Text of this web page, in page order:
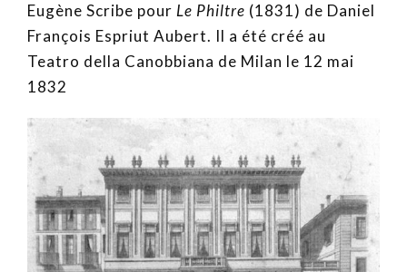
Eugène Scribe pour Le Philtre (1831) de Daniel
François Espriut Aubert. Il a été créé au
Teatro della Canobbiana de Milan le 12 mai
1832